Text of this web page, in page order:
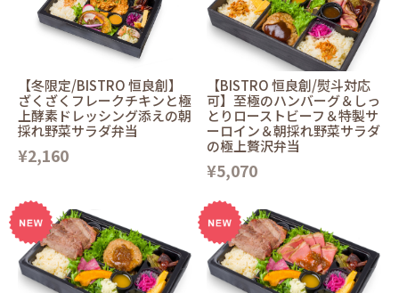
【冬限定/BISTRO 恒良創】
ざくざくフレークチキンと極
上酵素ドレッシング添えの朝
採れ野菜サラダ弁当
¥2,160
【BISTRO 恒良創/熨斗対応
可】至極のハンバーグ＆しっ
とりローストビーフ＆特製サ
ーロイン＆朝採れ野菜サラダ
の極上贅沢弁当
¥5,070